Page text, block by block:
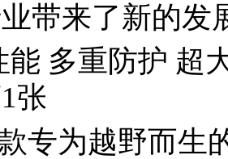
带来了新的发
专为越野而生